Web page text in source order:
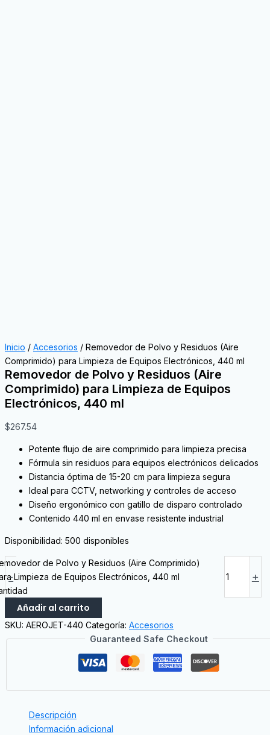
Inicio / Accesorios / Removedor de Polvo y Residuos (Aire
Comprimido) para Limpieza de Equipos Electrónicos, 440 ml
Removedor de Polvo y Residuos (Aire
Comprimido) para Limpieza de Equipos
Electrónicos, 440 ml
$267.54
Potente flujo de aire comprimido para limpieza precisa
Fórmula sin residuos para equipos electrónicos delicados
Distancia óptima de 15-20 cm para limpieza segura
Ideal para CCTV, networking y controles de acceso
Diseño ergonómico con gatillo de disparo controlado
Contenido 440 ml en envase resistente industrial
Disponibilidad: 500 disponibles
-
de Polvo y Residuos (Aire Comprimido)
Limpieza de Equipos Electrónicos, 440 ml
+
Añadir al carrito
SKU: AEROJET-440 Categoría: Accesorios
Guaranteed Safe Checkout
Descripción
Información adicional